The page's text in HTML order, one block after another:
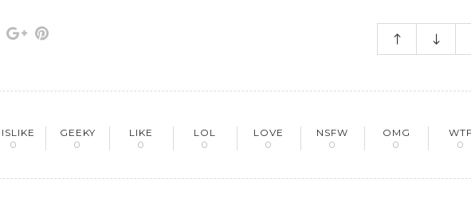
0
GEEKY
0
LIKE
0
LOL
0
LOVE
0
NSFW
0
OMG
0
0